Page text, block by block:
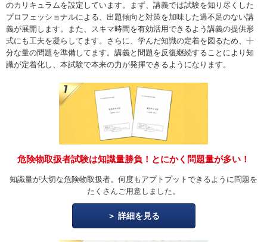
のカリキュラムを設定しています。まず、講義では試験を知り尽くした
プロフェッショナルによる、出題傾向と対策を加味した過不足のない講
義が展開します。また、スキマ時間を有効活用できるよう講義の提供形
式にも工夫を凝らしてます。さらに、学んだ知識の定着を図るため、十
分な量の問題を準備してます。講義と問題を反復継続することにより知
識が定着化し、本試験で本来の力が発揮できるようになります。
危険物取扱者試験は知識量勝負！とにかく問題量が多い！
知識量が大切な危険物取扱者。何度もアプトプットできるように問題を
たくさんご用意しました。
詳細を見る